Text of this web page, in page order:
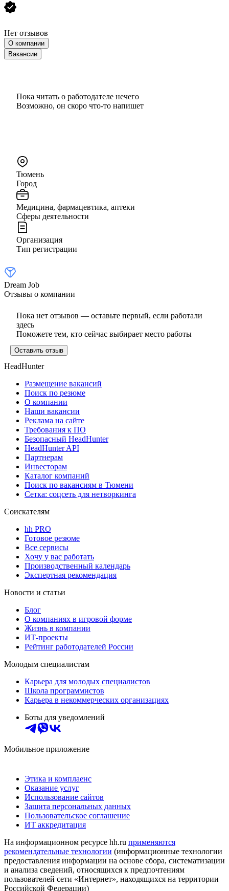
Нет отзывов
О компании
Вакансии
Пока читать о работодателе нечего
Возможно, он скоро что‑то напишет
Тюмень
Город
Медицина, фармацевтика, аптеки
Сферы деятельности
Организация
Тип регистрации
Dream Job
Отзывы о компании
Пока нет отзывов — оставьте первый, если работали
здесь
Поможете тем, кто сейчас выбирает место работы
Оставить отзыв
HeadHunter
Размещение вакансий
Поиск по резюме
О компании
Наши вакансии
Реклама на сайте
Требования к ПО
Безопасный HeadHunter
HeadHunter API
Партнерам
Инвесторам
Каталог компаний
Поиск по вакансиям в Тюмени
Сетка: соцсеть для нетворкинга
Соискателям
hh PRO
Готовое резюме
Все сервисы
Хочу у вас работать
Производственный календарь
Экспертная рекомендация
Новости и статьи
Блог
О компаниях в игровой форме
Жизнь в компании
ИТ-проекты
Рейтинг работодателей России
Молодым специалистам
Карьера для молодых специалистов
Школа программистов
Карьера в некоммерческих организациях
Боты для уведомлений
Мобильное приложение
Этика и комплаенс
Оказание услуг
Использование сайтов
Защита персональных данных
Пользовательское соглашение
ИТ аккредитация
На информационном ресурсе hh.ru применяются
рекомендательные технологии (информационные технологии
предоставления информации на основе сбора, систематизации
и анализа сведений, относящихся к предпочтениям
пользователей сети «Интернет», находящихся на территории
Российской Федерации)